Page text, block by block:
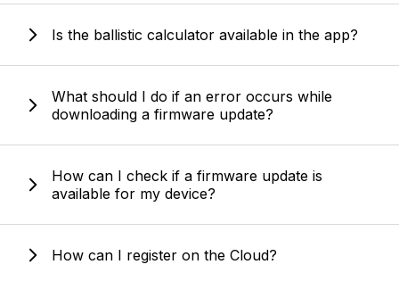
Is the ballistic calculator available in the app?
What should I do if an error occurs while
downloading a firmware update?
How can I check if a firmware update is
available for my device?
How can I register on the Cloud?